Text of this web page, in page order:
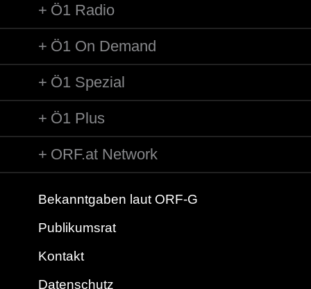
Ö1 Radio
Ö1 On Demand
Ö1 Spezial
Ö1 Plus
ORF.at Network
Bekanntgaben laut ORF-G
Publikumsrat
Kontakt
Datenschutz